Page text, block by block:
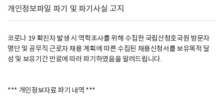
개인정보파일 파기 및 파기사실 고지
코로나 19 확진자 발생 시 역학조사를 위해 수집한 국립산청호국원 방문자
명단 및 공무직 근로자 채용 계획에 따른 수집된 채용신청서를 보유목적 달
성 및 보유기간 만료에 따라 파기하였음을 알려드립니다.
*** 개인정보자료 파기 내역 ***